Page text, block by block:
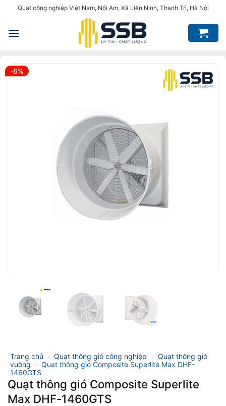
nội
Quạt công nghiệp Việt Nam, Nội Am, Xã Liên Ninh, Thanh Trì, Hà Nội
-6%
Trang chủ › Quạt thông gió công nghiệp › Quạt thông gió
vuông › Quạt thông gió Composite Superlite Max DHF-
1460GTS
Quạt thông gió Composite Superlite
Max DHF-1460GTS